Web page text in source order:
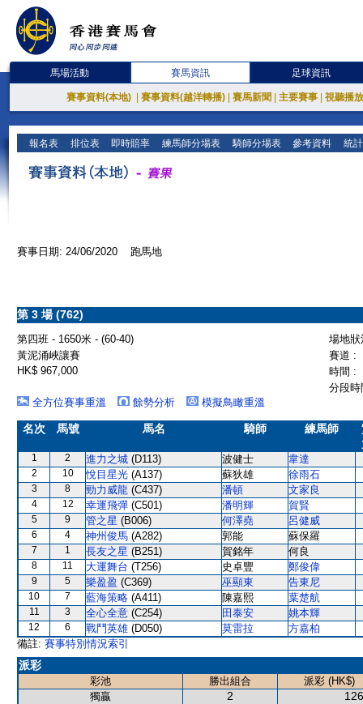
馬場活動 賽馬資訊 足球資訊
賽事資料(本地) 賽事資料(越洋轉播) 賽馬新聞 主要賽事 視聽播
報名表 排位表 即時賠率 練馬師分場表 騎師分場表 參考資料 統
賽事日期: 24/06/2020 跑馬地
第 3 場 (762)
第四班 - 1650米 - (60-40)
場地
黃泥涌峽讓賽
賽道 :
HK$ 967,000
時間 :
分段
全方位賽事重溫
餘勢分析 模擬鳥瞰重溫
名次 馬號 馬名 騎師 練馬師
1 2 進力之城 (D113) 波健士 韋達
2 10 悅目星光 (A137) 蘇狄雄 徐雨石
3 8 勁力威龍 (C437) 潘頓 文家良
4 12 幸運飛彈 (C501) 潘明輝 賀賢
5 9 管之星 (B006) 何澤堯 呂健威
6 4 神州俊馬 (A282) 郭能 蘇保羅
7 1 長友之星 (B251) 賀銘年 何良
8 11 大運舞台 (T256) 史卓豐 鄭俊偉
9 5 樂盈盈 (C369) 巫顯東 告東尼
10 7 藍海策略 (A411) 陳嘉熙 葉楚航
11 3 全心全意 (C254) 田泰安 姚本輝
12 6 戰鬥英雄 (D050) 莫雷拉
方嘉柏
備註: 賽事特別情況索引
派彩
彩池 勝出組合
派彩 (HK$)
獨贏
2